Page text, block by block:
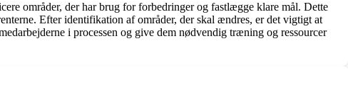
områder, der har brug for forbedringer og fastlægge klare mål. Dette
Efter identifikation af områder, der skal ændres, er det vigtigt at
i processen og give dem nødvendig træning og ressourcer